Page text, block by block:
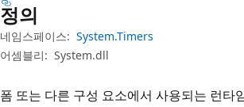
정의
네임스페이스: System.Timers
어셈블리: System.dll
폼 또는 다른 구성 요소에서 사용되는 런타